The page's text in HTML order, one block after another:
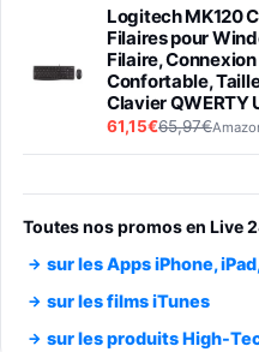
Logitech MK120
Filaires pour
Filaire,
Confortable,
Clavier QWERTY
61,15€65,97€
entraénement
trs/min) avec pre-
Smartphone
891,99€1199€Fnac
Toutes nos promos en Live
sur les Apps iPhone,
sur les films iTunes
sur les produits High-